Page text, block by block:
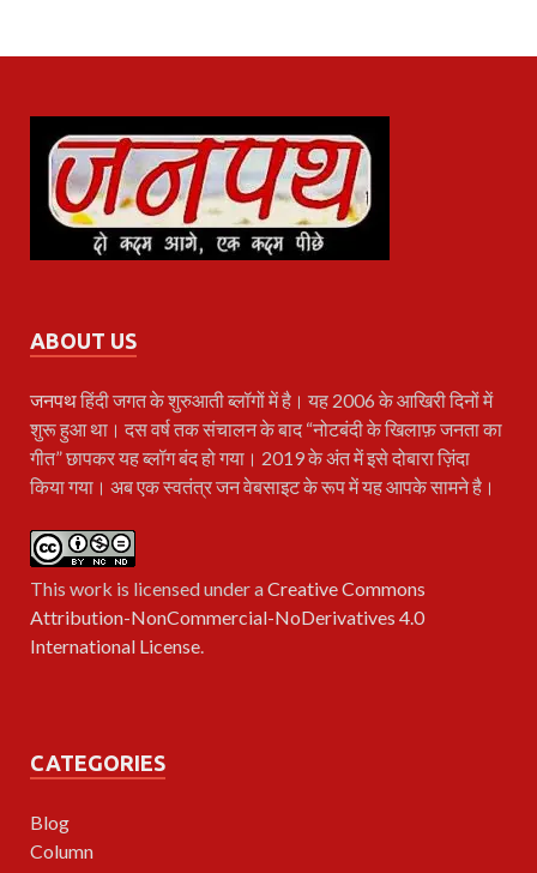
ABOUT US
जनपथहिंदी जगत के शुरुआती ब्लॉगों में है। यह 2006 के आखिरी दिनों में
शुरू हुआ था। दस वर्ष तक संचालन के बाद “नोटबंदी के खिलाफ़ जनता का
गीत” छापकर यह ब्लॉग बंद हो गया। 2019 के अंत में इसे दोबारा ज़िंदा
किया गया। अब एक स्वतंत्र जन वेबसाइट के रूप में यह आपके सामने है।
This work is licensed under aCreative Commons
Attribution-NonCommercial-NoDerivatives 4.0
International License.
CATEGORIES
Blog
Column